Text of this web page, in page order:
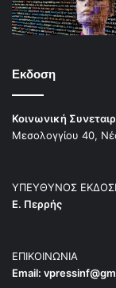
Εκδοση
Κοινωνική
Μεσολογγίου 40,
ΥΠΕΥΘΥΝΟΣ
Ε. Περρής
ΕΠΙΚΟΙΝΩΝΙΑ
Email: